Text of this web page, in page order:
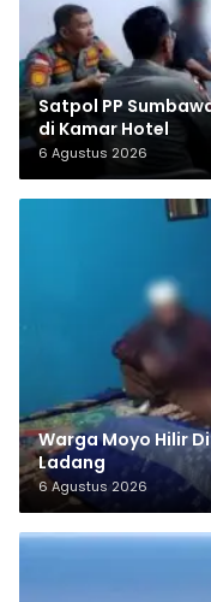
Satpol PP
di Kamar Hotel
6 Agustus 2026
Warga Moyo Hilir
Ladang
6 Agustus 2026